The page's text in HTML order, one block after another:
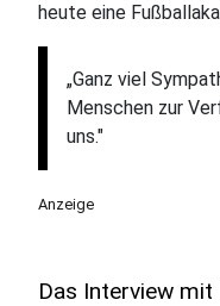
heute eine
„Ganz viel
Menschen zur
uns."
Anzeige
Das Interview